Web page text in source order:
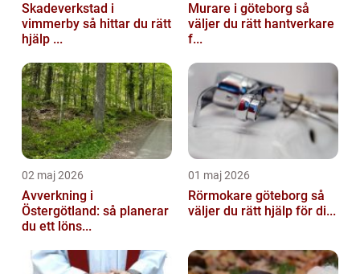
Skadeverkstad i
vimmerby så hittar du rätt
hjälp ...
Murare i göteborg så
väljer du rätt hantverkare
f...
02 maj 2026
Avverkning i
Östergötland: så planerar
du ett löns...
01 maj 2026
Rörmokare göteborg så
väljer du rätt hjälp för di...